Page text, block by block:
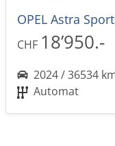
CHF 18’950.-
2024 / 36534
Automat